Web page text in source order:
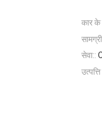
कार के
सेवा::